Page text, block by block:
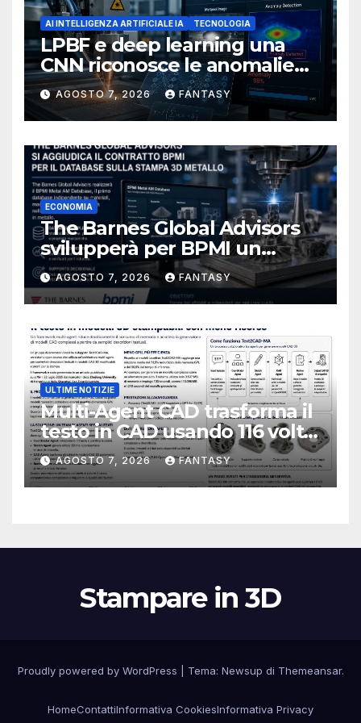
AI INTELLIGENZA ARTIFICIALE IA TECNOLOGIA
LPBF e deep learning una
CNN riconosce le anomalie
del bagno di fusione
AGOSTO 7, 2026 FANTASY
ECONOMIA
The Barnes Global Advisors
svilupperà per BPMI un
database per la stampa 3D
metallica destinata alla filiera
navale statunitense
AGOSTO 7, 2026 FANTASY
ULTIME NOTIZIE
Multi-Agent CAD trasforma il
testo in CAD usando 116 volte
meno token
AGOSTO 7, 2026 FANTASY
Stampare in 3D
Proudly powered by WordPress Tema: Newsup di Themeansar.
HomeContattiInformativa CookiesInformativa Privacy